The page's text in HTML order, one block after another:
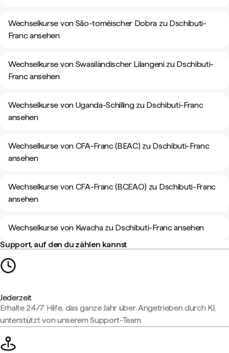
Wechselkurse von São-toméischer Dobra zu Dschibuti-
Franc ansehen
Wechselkurse von Swasiländischer Lilangeni zu Dschibuti-
Franc ansehen
Wechselkurse von Uganda-Schilling zu Dschibuti-Franc
ansehen
Wechselkurse von CFA-Franc (BEAC) zu Dschibuti-Franc
ansehen
Wechselkurse von CFA-Franc (BCEAO) zu Dschibuti-Franc
ansehen
Wechselkurse von Kwacha zu Dschibuti-Franc ansehen
Support, auf den du zählen kannst
Jederzeit
Erhalte 24/7 Hilfe, das ganze Jahr über. Angetrieben durch KI,
unterstützt von unserem Support-Team.